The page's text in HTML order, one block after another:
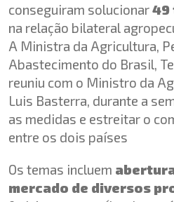
conseguiram solucionar49
na relação bilateral
A Ministra da Agricultura,
Abastecimento do Brasil,
reuniu com o Ministro da
Luis Basterra, durante a
as medidas e estreitar o
entre os dois países
Os temas incluem
mercado de diversos